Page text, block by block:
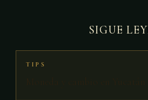
SIGUE
TIPS